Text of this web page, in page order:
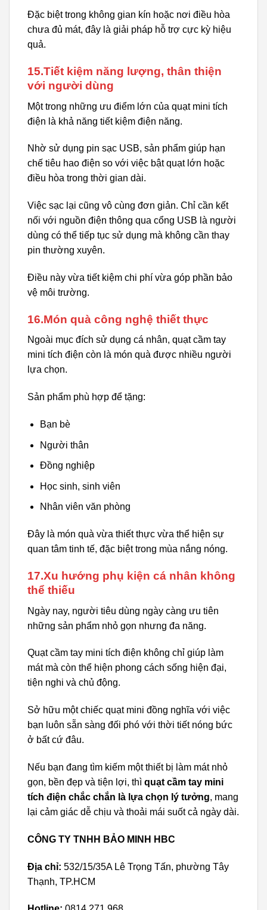
Đặc biệt trong không gian kín hoặc nơi điều hòa
chưa đủ mát, đây là giải pháp hỗ trợ cực kỳ hiệu
quả.
15.Tiết kiệm năng lượng, thân thiện
với người dùng
Một trong những ưu điểm lớn của quạt mini tích
điện là khả năng tiết kiệm điện năng.
Nhờ sử dụng pin sạc USB, sản phẩm giúp hạn
chế tiêu hao điện so với việc bật quạt lớn hoặc
điều hòa trong thời gian dài.
Việc sạc lại cũng vô cùng đơn giản. Chỉ cần kết
nối với nguồn điện thông qua cổng USB là người
dùng có thể tiếp tục sử dụng mà không cần thay
pin thường xuyên.
Điều này vừa tiết kiệm chi phí vừa góp phần bảo
vệ môi trường.
16.Món quà công nghệ thiết thực
Ngoài mục đích sử dụng cá nhân, quạt cầm tay
mini tích điện còn là món quà được nhiều người
lựa chọn.
Sản phẩm phù hợp để tặng:
Bạn bè
Người thân
Đồng nghiệp
Học sinh, sinh viên
Nhân viên văn phòng
Đây là món quà vừa thiết thực vừa thể hiện sự
quan tâm tinh tế, đặc biệt trong mùa nắng nóng.
17.Xu hướng phụ kiện cá nhân không
thể thiếu
Ngày nay, người tiêu dùng ngày càng ưu tiên
những sản phẩm nhỏ gọn nhưng đa năng.
Quạt cầm tay mini tích điện không chỉ giúp làm
mát mà còn thể hiện phong cách sống hiện đại,
tiện nghi và chủ động.
Sở hữu một chiếc quạt mini đồng nghĩa với việc
bạn luôn sẵn sàng đối phó với thời tiết nóng bức
ở bất cứ đâu.
Nếu bạn đang tìm kiếm một thiết bị làm mát nhỏ
gọn, bền đẹp và tiện lợi, thì quạt cầm tay mini
tích điện chắc chắn là lựa chọn lý tưởng, mang
lại cảm giác dễ chịu và thoải mái suốt cả ngày dài.
CÔNG TY TNHH BẢO MINH HBC
Địa chỉ: 532/15/35A Lê Trọng Tấn, phường Tây
Thạnh, TP.HCM